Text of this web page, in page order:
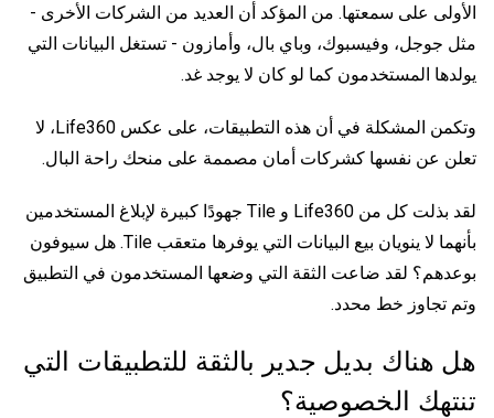
الأولى على سمعتها. من المؤكد أن العديد من الشركات الأخرى -
مثل جوجل، وفيسبوك، وباي بال، وأمازون - تستغل البيانات التي
يولدها المستخدمون كما لو كان لا يوجد غد.
وتكمن المشكلة في أن هذه التطبيقات، على عكس Life360، لا
تعلن عن نفسها كشركات أمان مصممة على منحك راحة البال.
لقد بذلت كل من Life360 و Tile جهودًا كبيرة لإبلاغ المستخدمين
بأنهما لا ينويان بيع البيانات التي يوفرها متعقب Tile. هل سيوفون
بوعدهم؟ لقد ضاعت الثقة التي وضعها المستخدمون في التطبيق
وتم تجاوز خط محدد.
هل هناك بديل جدير بالثقة للتطبيقات التي
تنتهك الخصوصية؟